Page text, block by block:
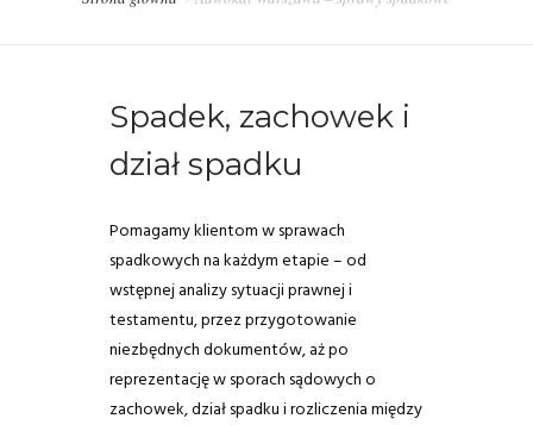
Spadek, zachowek i
dział spadku
Pomagamy klientom w sprawach
spadkowych na każdym etapie – od
wstępnej analizy sytuacji prawnej i
testamentu, przez przygotowanie
niezbędnych dokumentów, aż po
reprezentację w sporach sądowych o
zachowek, dział spadku i rozliczenia między